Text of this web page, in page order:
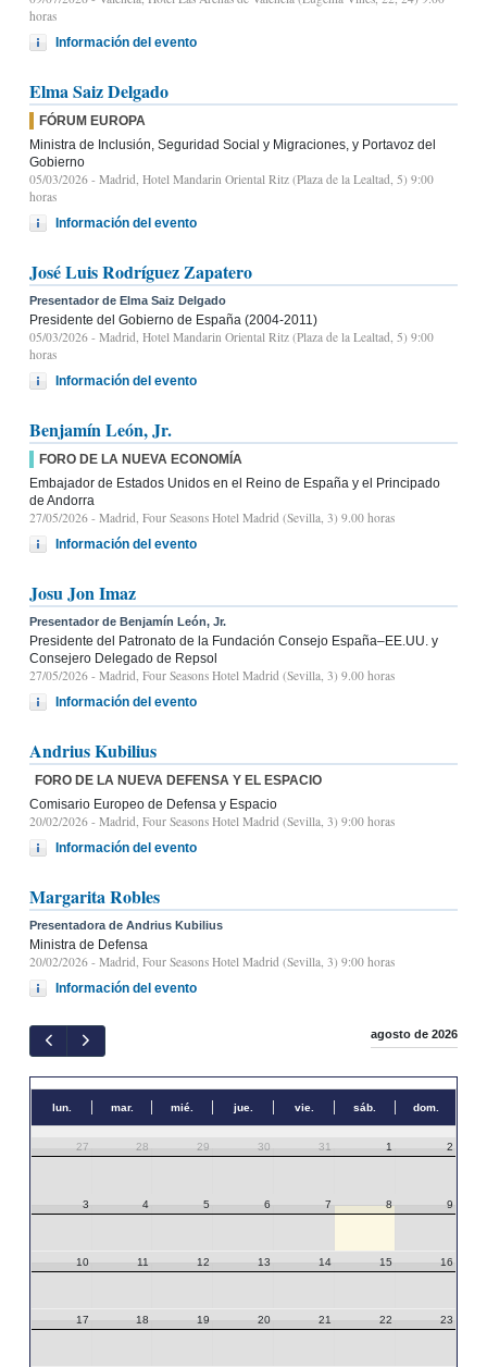
horas
Información del evento
Elma Saiz Delgado
FÓRUM EUROPA
Ministra de Inclusión, Seguridad Social y Migraciones, y Portavoz del
Gobierno
05/03/2026 - Madrid, Hotel Mandarin Oriental Ritz (Plaza de la Lealtad, 5) 9:00
horas
Información del evento
José Luis Rodríguez Zapatero
Presentador de Elma Saiz Delgado
Presidente del Gobierno de España (2004-2011)
05/03/2026 - Madrid, Hotel Mandarin Oriental Ritz (Plaza de la Lealtad, 5) 9:00
horas
Información del evento
Benjamín León, Jr.
FORO DE LA NUEVA ECONOMÍA
Embajador de Estados Unidos en el Reino de España y el Principado
de Andorra
27/05/2026 - Madrid, Four Seasons Hotel Madrid (Sevilla, 3) 9.00 horas
Información del evento
Josu Jon Imaz
Presentador de Benjamín León, Jr.
Presidente del Patronato de la Fundación Consejo España–EE.UU. y
Consejero Delegado de Repsol
27/05/2026 - Madrid, Four Seasons Hotel Madrid (Sevilla, 3) 9.00 horas
Información del evento
Andrius Kubilius
FORO DE LA NUEVA DEFENSA Y EL ESPACIO
Comisario Europeo de Defensa y Espacio
20/02/2026 - Madrid, Four Seasons Hotel Madrid (Sevilla, 3) 9:00 horas
Información del evento
Margarita Robles
Presentadora de Andrius Kubilius
Ministra de Defensa
20/02/2026 - Madrid, Four Seasons Hotel Madrid (Sevilla, 3) 9:00 horas
Información del evento
agosto de 2026
lun. mar. mié. jue. vie. sáb. dom.
27 28 29 30 31 1 2
3 4 5 6 7 8 9
10 11 12 13 14 15 16
17 18 19 20 21 22 23